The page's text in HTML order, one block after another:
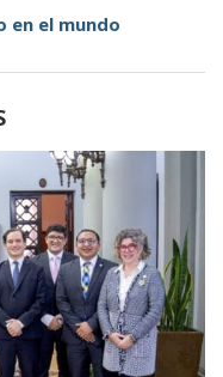
en el mundo